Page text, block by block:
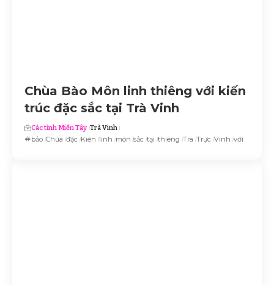
Chùa Bào Môn linh thiêng với kiến
trúc đặc sắc tại Trà Vinh
Các tỉnh Miền Tây Trà Vinh
bảo Chúa đặc Kiên linh món sắc tại thiêng Tra Trực Vinh với